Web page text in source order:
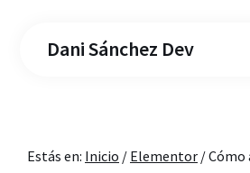
Dani Sánchez Dev
Estás en: Inicio / Elementor /Cómo